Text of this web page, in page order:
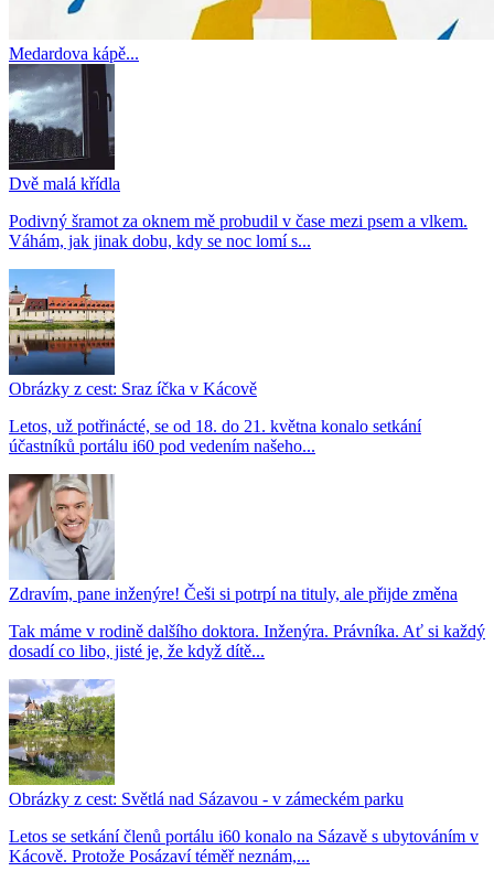
Medardova kápě...
Dvě malá křídla
Podivný šramot za oknem mě probudil v čase mezi psem a vlkem.
Váhám, jak jinak dobu, kdy se noc lomí s...
Obrázky z cest: Sraz íčka v Kácově
Letos, už potřinácté, se od 18. do 21. května konalo setkání
účastníků portálu i60 pod vedením našeho...
Zdravím, pane inženýre! Češi si potrpí na tituly, ale přijde změna
Tak máme v rodině dalšího doktora. Inženýra. Právníka. Ať si každý
dosadí co libo, jisté je, že když dítě...
Obrázky z cest: Světlá nad Sázavou - v zámeckém parku
Letos se setkání členů portálu i60 konalo na Sázavě s ubytováním v
Kácově. Protože Posázaví téměř neznám,...